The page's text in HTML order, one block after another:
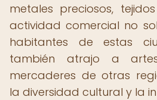
metales preciosos,
actividad comercial no
habitantes de estas
también atrajo a
mercaderes de otras
la diversidad cultural y la